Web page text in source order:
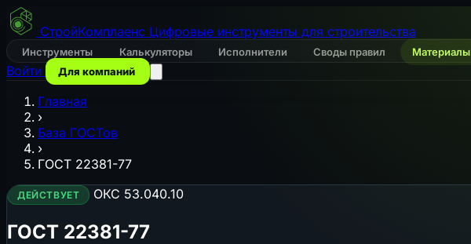
СтройКомплаенс Цифровые инструменты для строительства
Инструменты Калькуляторы Исполнители Своды правил Материалы
Войти Для компаний
Главная
›
База ГОСТов
›
ГОСТ 22381-77
ДЕЙСТВУЕТ ОКС 53.040.10
ГОСТ 22381-77